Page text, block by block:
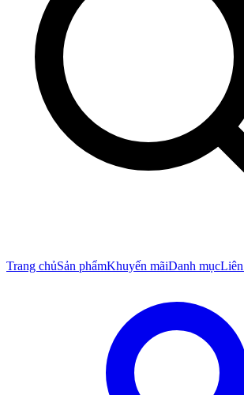
Trang chủSản phẩmKhuyến mãiDanh mục